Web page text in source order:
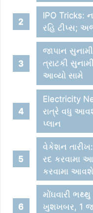
IPO Tricks:
રહિ ટીપ્સ;
જાપાન
ત્રાટકી
આવ્યો સામે
Electricity
રાત્રે વધુ
પ્લાન
વેકેશન
રદ કરવામા
કરવામા આવશે
મોંઘવારી
ખુશખબર, 1